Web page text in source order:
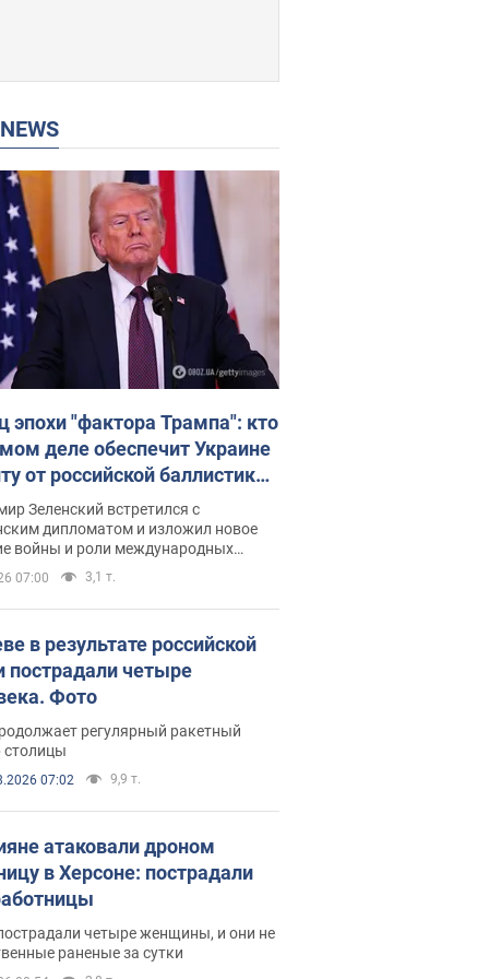
NEWS
эпохи "фактора Трампа": кто
деле обеспечит Украине
от российской баллистики.
с Безсмертным
Зеленский встретился с
дипломатом и изложил новое
войны и роли международных
в борьбе с Россией
07:00 3,1 т.
в результате российской
пострадали четыре
Фото
регулярный ракетный
столицы
07:02 9,9 т.
атаковали дроном
в Херсоне: пострадали
четыре женщины, и они не
раненые за сутки